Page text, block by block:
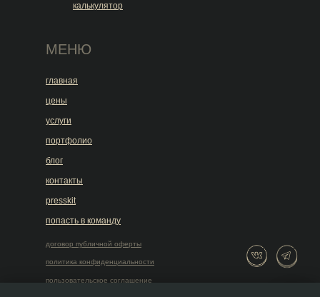
договор публичной оферты
политика конфиденциальности
пользовательское соглашение
калькулятор
МЕНЮ
главная
цены
портфолио
блог
контакты
presskit
попасть в команду
услуги